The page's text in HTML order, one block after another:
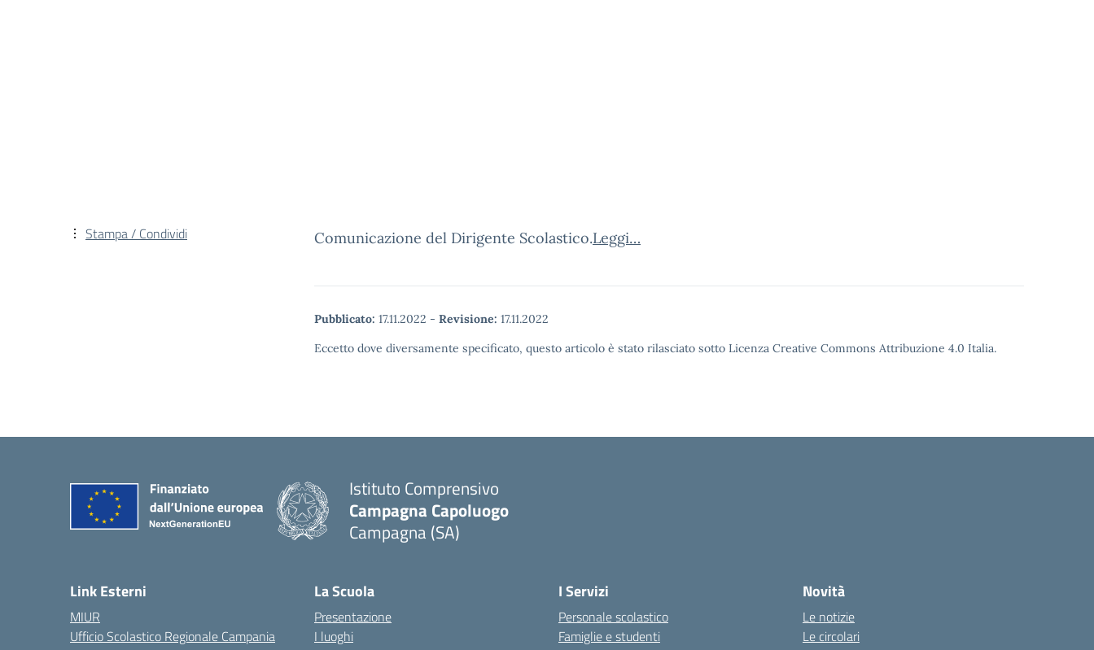
Comunicazione del Dirigente Scolastico.Leggi…
Pubblicato: 17.11.2022 - Revisione: 17.11.2022
Eccetto dove diversamente specificato, questo articolo è stato rilasciato sotto Licenza Creative Commons Attribuzione 4.0 Italia.
Stampa / Condividi
Istituto Comprensivo
Campagna Capoluogo
Campagna (SA)
Link Esterni
MIUR
Ufficio Scolastico Regionale Campania
La Scuola
Presentazione
I luoghi
I Servizi
Personale scolastico
Famiglie e studenti
Novità
Le notizie
Le circolari